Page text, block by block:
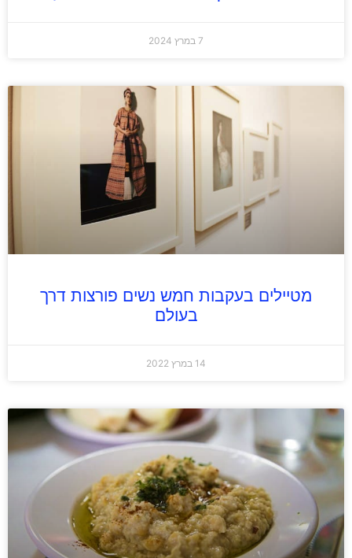
7 במרץ 2024
מטיילים בעקבות חמש נשים פורצות דרך
בעולם
14 במרץ 2022